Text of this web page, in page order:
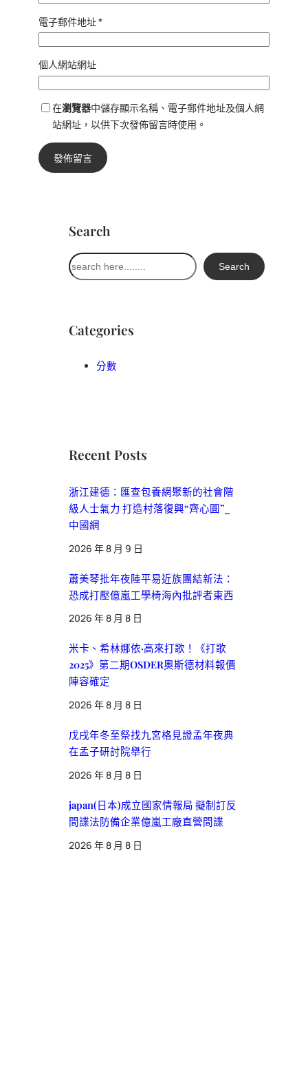
電子郵件地址*
個人網站網址
在瀏覽器中儲存顯示名稱、電子郵件地址及個人網
站網址，以供下次發佈留言時使用。
Search
搜
尋
Search
Categories
分數
Recent Posts
浙江建德：匯查包養網聚新的社會階
級人士氣力 打造村落復興“齊心圓”_
中國網
2026 年 8 月 9 日
蕭美琴批年夜陸平易近族團結新法：
恐成打壓億嵐工學椅海內批評者東西
2026 年 8 月 8 日
米卡、希林娜依·高來打歌！《打歌
2025》第二期OSDER奧斯德材料報價
陣容確定
2026 年 8 月 8 日
戊戌年冬至祭找九宮格見證孟年夜典
在孟子研討院舉行
2026 年 8 月 8 日
japan(日本)成立國家情報局 擬制訂反
間諜法防備企業億嵐工廠直營間諜
2026 年 8 月 8 日